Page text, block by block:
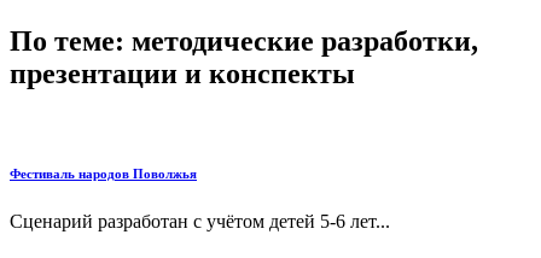
По теме: методические разработки,
презентации и конспекты
Фестиваль народов Поволжья
Сценарий разработан с учётом детей 5-6 лет...